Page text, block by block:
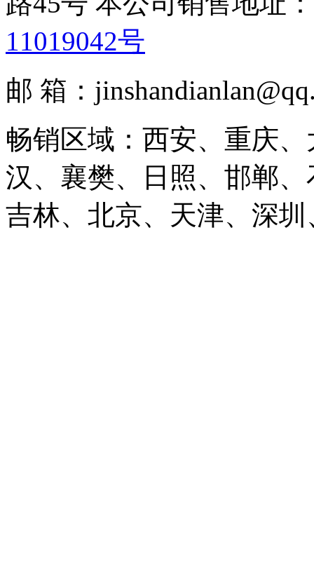
11019042号
邮 箱：
畅销区域：西安、重庆
汉、襄樊、日照、邯郸
吉林、北京、天津、深